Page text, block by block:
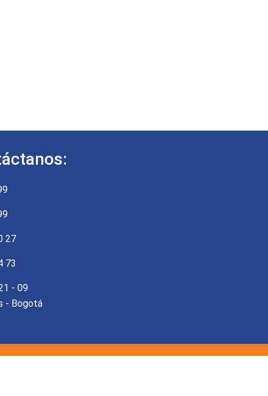
27
73
- 09
- Bogotá